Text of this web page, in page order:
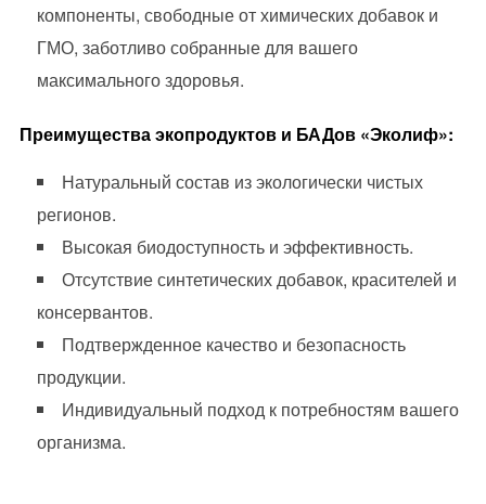
компоненты, свободные от химических добавок и
ГМО, заботливо собранные для вашего
максимального здоровья.
Преимущества экопродуктов и БАДов «Эколиф»:
Натуральный состав из экологически чистых
регионов.
Высокая биодоступность и эффективность.
Отсутствие синтетических добавок, красителей и
консервантов.
Подтвержденное качество и безопасность
продукции.
Индивидуальный подход к потребностям вашего
организма.